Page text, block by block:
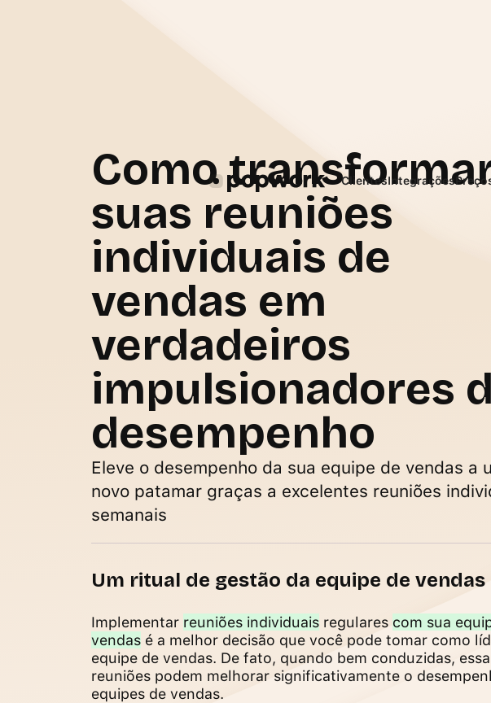
Clientes Integrações
Como
suas reuniões
individuais de
vendas em
verdadeiros
impulsionadores
desempenho
Eleve o desempenho da sua equipe de vendas a
novo patamar graças a excelentes reuniões
semanais
Um ritual de gestão da equipe de vendas
Implementar reuniões individuais regulares com sua
vendas é a melhor decisão que você pode tomar como
equipe de vendas. De fato, quando bem conduzidas,
reuniões podem melhorar significativamente o
equipes de vendas.